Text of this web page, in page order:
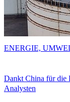
Dankt China für die
Analysten
ENERGIE,